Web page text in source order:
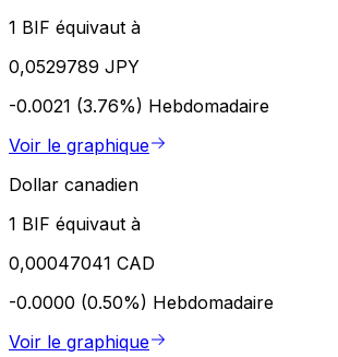
1 BIF équivaut à
0,0529789 JPY
-0.0021 (3.76%) Hebdomadaire
Voir le graphique
Dollar canadien
1 BIF équivaut à
0,00047041 CAD
-0.0000 (0.50%) Hebdomadaire
Voir le graphique